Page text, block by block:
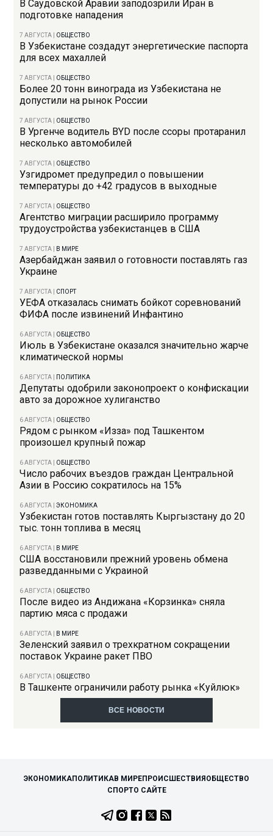
В Саудовской Аравии заподозрили Иран в
подготовке нападения
7 АВГУСТА ОБЩЕСТВО
В Узбекистане создадут энергетические паспорта
для всех махаллей
7 АВГУСТА ОБЩЕСТВО
Более 20 тонн винограда из Узбекистана не
допустили на рынок России
7 АВГУСТА ОБЩЕСТВО
В Ургенче водитель BYD после ссоры протаранил
несколько автомобилей
7 АВГУСТА ОБЩЕСТВО
Узгидромет предупредил о повышении
температуры до +42 градусов в выходные
7 АВГУСТА ОБЩЕСТВО
Агентство миграции расширило программу
трудоустройства узбекистанцев в США
7 АВГУСТА В МИРЕ
Азербайджан заявил о готовности поставлять газ
Украине
7 АВГУСТА СПОРТ
УЕФА отказалась снимать бойкот соревнований
ФИФА после извинений Инфантино
6 АВГУСТА ОБЩЕСТВО
Июль в Узбекистане оказался значительно жарче
климатической нормы
6 АВГУСТА ПОЛИТИКА
Депутаты одобрили законопроект о конфискации
авто за дорожное хулиганство
6 АВГУСТА ОБЩЕСТВО
Рядом с рынком «Изза» под Ташкентом
произошел крупный пожар
6 АВГУСТА ОБЩЕСТВО
Число рабочих въездов граждан Центральной
Азии в Россию сократилось на 15%
6 АВГУСТА |ЭКОНОМИКА
Узбекистан готов поставлять Кыргызстану до 20
тыс. тонн топлива в месяц
6 АВГУСТА В МИРЕ
США восстановили прежний уровень обмена
разведданными с Украиной
6 АВГУСТА ОБЩЕСТВО
После видео из Андижана «Корзинка» сняла
партию мяса с продажи
6 АВГУСТА В МИРЕ
Зеленский заявил о трехкратном сокращении
поставок Украине ракет ПВО
6 АВГУСТА ОБЩЕСТВО
В Ташкенте ограничили работу рынка «Куйлюк»
ВСЕ НОВОСТИ
ЭКОНОМИКАПОЛИТИКАВ МИРЕПРОИСШЕСТВИЯОБЩЕСТВО
СПОРТО САЙТЕ